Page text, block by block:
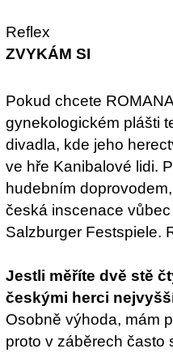
Reflex
ZVYKÁM SI
Pokud chcete
gynekologickém plášti
divadla, kde jeho
ve hře Kanibalové lidi.
hudebním
česká inscenace
Salzburger Festspiele.
Jestli měříte dvě stě
českými herci
Osobně výhoda, mám
proto v záběrech často